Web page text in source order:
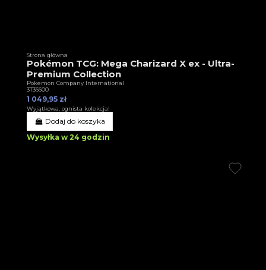
Strona główna
Pokémon TCG: Mega Charizard X ex - Ultra-
Premium Collection
Pokemon Company International
3T36600
1 049,95 zł
Wyjątkowa, ognista kolekcja!
Dodaj do koszyka
Wysyłka w 24 godzin